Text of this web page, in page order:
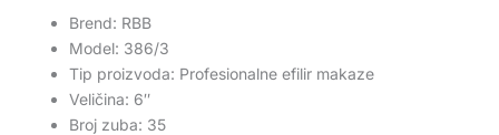
Brend: RBB
Model: 386/3
Tip proizvoda: Profesionalne efilir makaze
Veličina: 6″
Broj zuba: 35